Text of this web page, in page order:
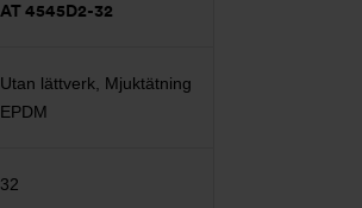
AT 4545D2-32
Utan lättverk, Mjuktätning
EPDM
32